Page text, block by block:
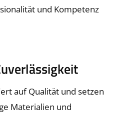
und Kompetenz
auf Qualität und setzen
Materialien und